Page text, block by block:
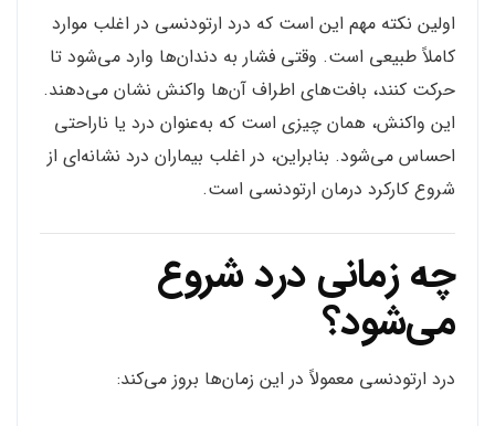
اولین نکته مهم این است که درد ارتودنسی در اغلب موارد
کاملاً طبیعی است. وقتی فشار به دندان‌ها وارد می‌شود تا
حرکت کنند، بافت‌های اطراف آن‌ها واکنش نشان می‌دهند.
این واکنش، همان چیزی است که به‌عنوان درد یا ناراحتی
احساس می‌شود. بنابراین، در اغلب بیماران درد نشانه‌ای از
شروع کارکرد درمان ارتودنسی است.
چه زمانی درد شروع
می‌شود؟
درد ارتودنسی معمولاً در این زمان‌ها بروز می‌کند: